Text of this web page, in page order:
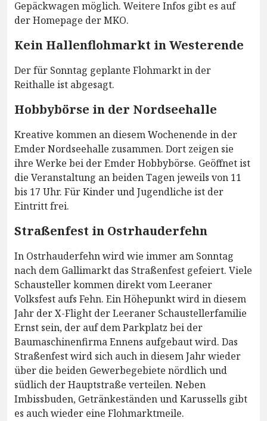
Gepäckwagen möglich. Weitere Infos gibt es auf
der Homepage der MKO.
Kein Hallenflohmarkt in Westerende
Der für Sonntag geplante Flohmarkt in der
Reithalle ist abgesagt.
Hobbybörse in der Nordseehalle
Kreative kommen an diesem Wochenende in der
Emder Nordseehalle zusammen. Dort zeigen sie
ihre Werke bei der Emder Hobbybörse. Geöffnet ist
die Veranstaltung an beiden Tagen jeweils von 11
bis 17 Uhr. Für Kinder und Jugendliche ist der
Eintritt frei.
Straßenfest in Ostrhauderfehn
In Ostrhauderfehn wird wie immer am Sonntag
nach dem Gallimarkt das Straßenfest gefeiert. Viele
Schausteller kommen direkt vom Leeraner
Volksfest aufs Fehn. Ein Höhepunkt wird in diesem
Jahr der X-Flight der Leeraner Schaustellerfamilie
Ernst sein, der auf dem Parkplatz bei der
Baumaschinenfirma Ennens aufgebaut wird. Das
Straßenfest wird sich auch in diesem Jahr wieder
über die beiden Gewerbegebiete nördlich und
südlich der Hauptstraße verteilen. Neben
Imbissbuden, Getränkeständen und Karussells gibt
es auch wieder eine Flohmarktmeile.